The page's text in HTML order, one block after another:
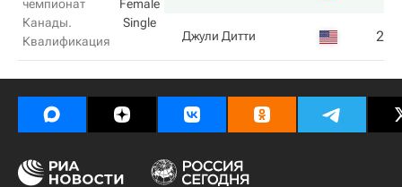
чемпионат
Канады.
Квалификация
Female
Single
Джули Дитти 2